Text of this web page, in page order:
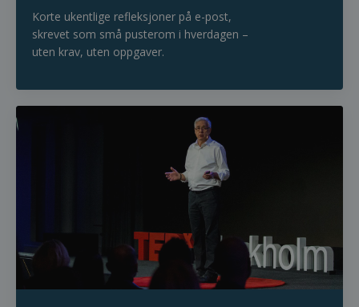
Korte ukentlige refleksjoner på e-post,
skrevet som små pusterom i hverdagen –
uten krav, uten oppgaver.